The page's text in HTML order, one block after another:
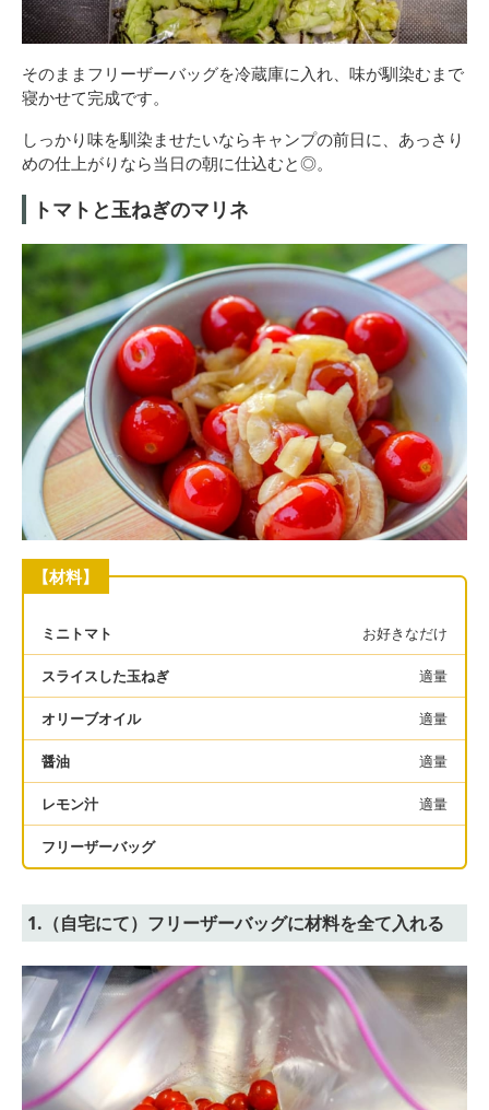
そのままフリーザーバッグを冷蔵庫に入れ、味が馴染むまで
寝かせて完成です。
しっかり味を馴染ませたいならキャンプの前日に、あっさり
めの仕上がりなら当日の朝に仕込むと◎。
トマトと玉ねぎのマリネ
【材料】
ミニトマト お好きなだけ
スライスした玉ねぎ 適量
オリーブオイル 適量
醤油 適量
レモン汁 適量
フリーザーバッグ
1.（自宅にて）フリーザーバッグに材料を全て入れる